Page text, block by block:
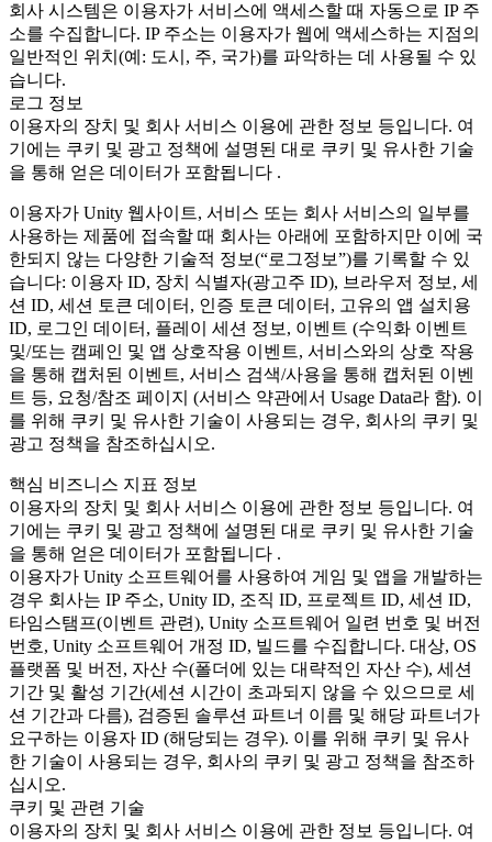
회사 시스템은 이용자가 서비스에 액세스할 때 자동으로 IP 주
소를 수집합니다. IP 주소는 이용자가 웹에 액세스하는 지점의
일반적인 위치(예: 도시, 주, 국가)를 파악하는 데 사용될 수 있
습니다.
로그 정보
이용자의 장치 및 회사 서비스 이용에 관한 정보 등입니다. 여
기에는 쿠키 및 광고 정책에 설명된 대로 쿠키 및 유사한 기술
을 통해 얻은 데이터가 포함됩니다 .
이용자가 Unity 웹사이트, 서비스 또는 회사 서비스의 일부를
사용하는 제품에 접속할 때 회사는 아래에 포함하지만 이에 국
한되지 않는 다양한 기술적 정보(“로그정보”)를 기록할 수 있
습니다: 이용자 ID, 장치 식별자(광고주 ID), 브라우저 정보, 세
션 ID, 세션 토큰 데이터, 인증 토큰 데이터, 고유의 앱 설치용
ID, 로그인 데이터, 플레이 세션 정보, 이벤트 (수익화 이벤트
및/또는 캠페인 및 앱 상호작용 이벤트, 서비스와의 상호 작용
을 통해 캡처된 이벤트, 서비스 검색/사용을 통해 캡처된 이벤
트 등, 요청/참조 페이지 (서비스 약관에서 Usage Data라 함). 이
를 위해 쿠키 및 유사한 기술이 사용되는 경우, 회사의 쿠키 및
광고 정책을 참조하십시오.
핵심 비즈니스 지표 정보
이용자의 장치 및 회사 서비스 이용에 관한 정보 등입니다. 여
기에는 쿠키 및 광고 정책에 설명된 대로 쿠키 및 유사한 기술
을 통해 얻은 데이터가 포함됩니다 .
이용자가 Unity 소프트웨어를 사용하여 게임 및 앱을 개발하는
경우 회사는 IP 주소, Unity ID, 조직 ID, 프로젝트 ID, 세션 ID,
타임스탬프(이벤트 관련), Unity 소프트웨어 일련 번호 및 버전
번호, Unity 소프트웨어 개정 ID, 빌드를 수집합니다. 대상, OS
플랫폼 및 버전, 자산 수(폴더에 있는 대략적인 자산 수), 세션
기간 및 활성 기간(세션 시간이 초과되지 않을 수 있으므로 세
션 기간과 다름), 검증된 솔루션 파트너 이름 및 해당 파트너가
요구하는 이용자 ID (해당되는 경우). 이를 위해 쿠키 및 유사
한 기술이 사용되는 경우, 회사의 쿠키 및 광고 정책을 참조하
십시오.
쿠키 및 관련 기술
이용자의 장치 및 회사 서비스 이용에 관한 정보 등입니다. 여